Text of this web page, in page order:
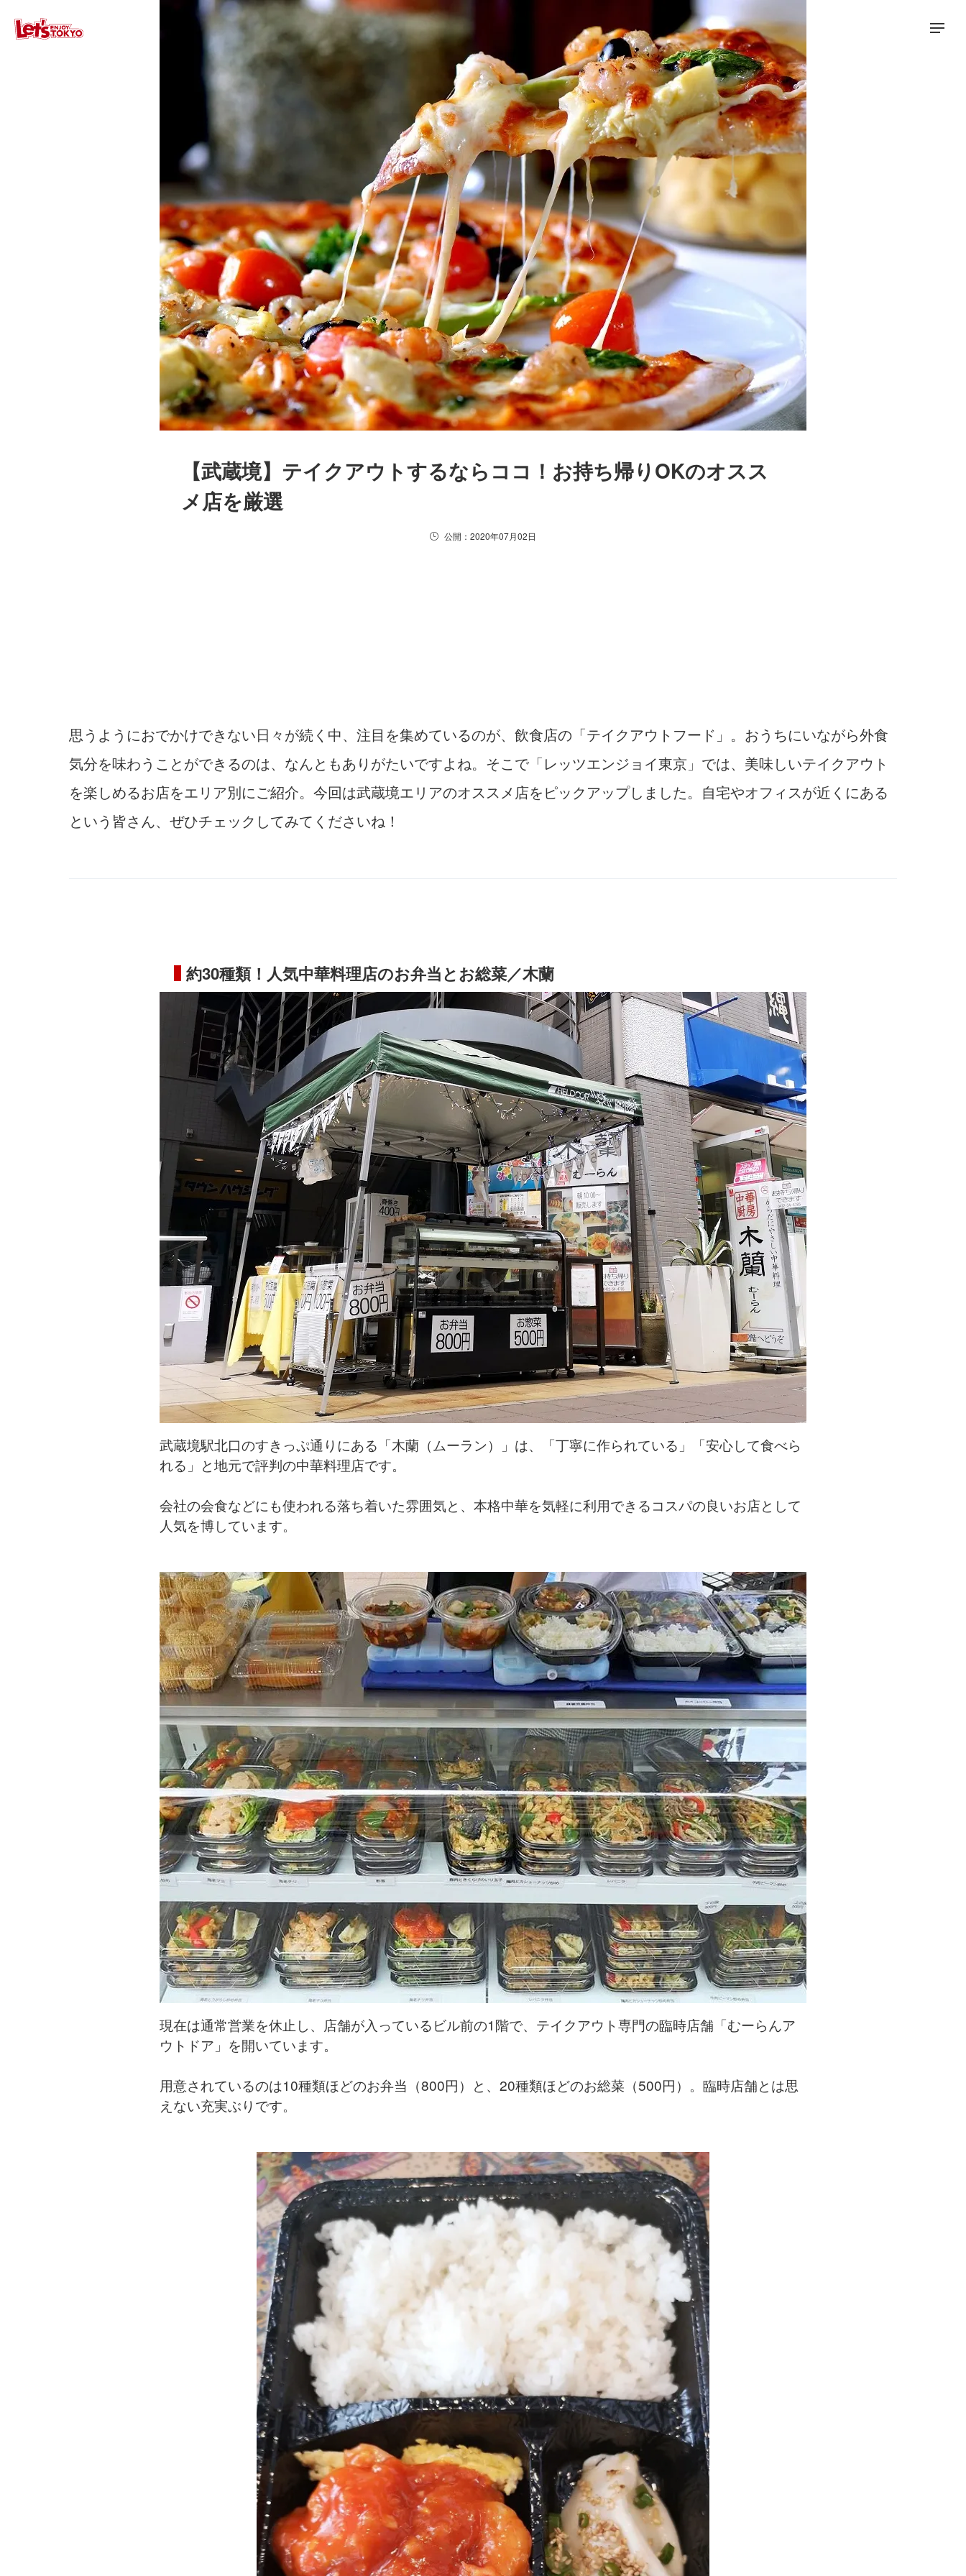
【武蔵境】テイクアウトするならココ！お持ち帰りOKのオスス
メ店を厳選
公開：2020年07月02日
思うようにおでかけできない日々が続く中、注目を集めているのが、飲食店の「テイクアウトフード」。おうちにいながら外食
気分を味わうことができるのは、なんともありがたいですよね。そこで「レッツエンジョイ東京」では、美味しいテイクアウト
を楽しめるお店をエリア別にご紹介。今回は武蔵境エリアのオススメ店をピックアップしました。自宅やオフィスが近くにある
という皆さん、ぜひチェックしてみてくださいね！
約30種類！人気中華料理店のお弁当とお総菜／木蘭
武蔵境駅北口のすきっぷ通りにある「木蘭（ムーラン）」は、「丁寧に作られている」「安心して食べら
れる」と地元で評判の中華料理店です。
会社の会食などにも使われる落ち着いた雰囲気と、本格中華を気軽に利用できるコスパの良いお店として
人気を博しています。
現在は通常営業を休止し、店舗が入っているビル前の1階で、テイクアウト専門の臨時店舗「むーらんア
ウトドア」を開いています。
用意されているのは10種類ほどのお弁当（800円）と、20種類ほどのお総菜（500円）。臨時店舗とは思
えない充実ぶりです。